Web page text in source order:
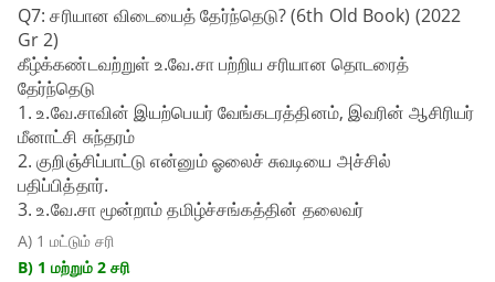
Q7: சரியான விடையைத் தேர்ந்தெடு? (6th Old Book) (2022
Gr 2)
கீழ்க்கண்டவற்றுள் உ.வே.சா பற்றிய சரியான தொடரைத்
தேர்ந்தெடு
1. உ.வே.சாவின் இயற்பெயர் வேங்கடரத்தினம், இவரின் ஆசிரியர்
மீனாட்சி சுந்தரம்
2. குறிஞ்சிப்பாட்டு என்னும் ஓலைச் சுவடியை அச்சில்
பதிப்பித்தார்.
3. உ.வே.சா மூன்றாம் தமிழ்ச்சங்கத்தின் தலைவர்
A) 1 மட்டும் சரி
B) 1 மற்றும் 2 சரி